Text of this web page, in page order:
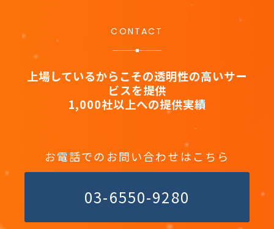
CONTACT
上場しているからこその透明性の高いサー
ビスを提供
1,000社以上への提供実績
お電話でのお問い合わせはこちら
03-6550-9280